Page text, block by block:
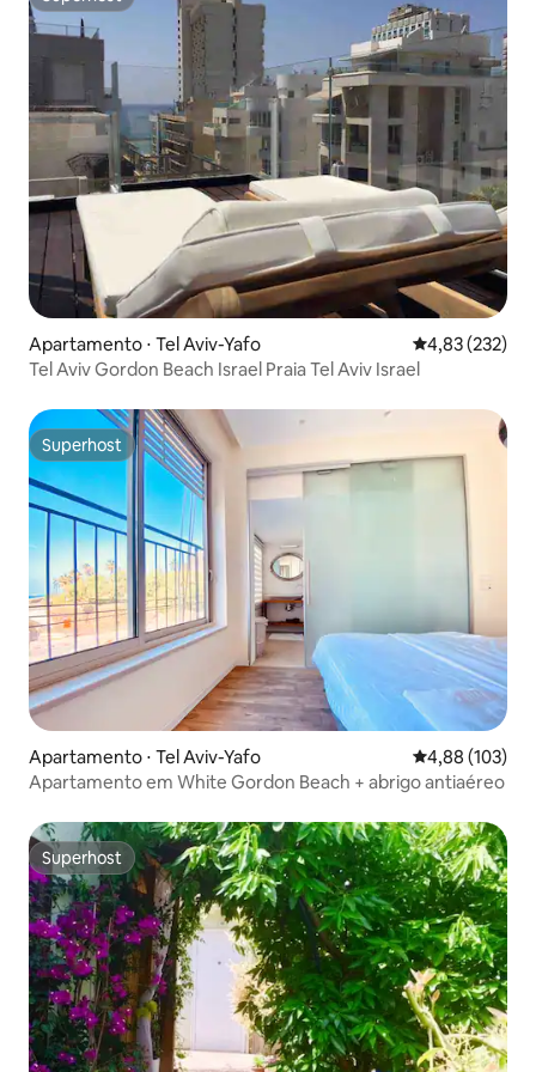
Superhost
Apartamento ⋅ Tel Aviv-Yafo 4,83 de uma
4,83 (232)
Tel Aviv Gordon Beach Israel Praia Tel Aviv Israel
Superhost
Superhost
Apartamento ⋅ Tel Aviv-Yafo 4,88 de uma
4,88 (103)
Apartamento em White Gordon Beach + abrigo antiaéreo
Superhost
Superhost